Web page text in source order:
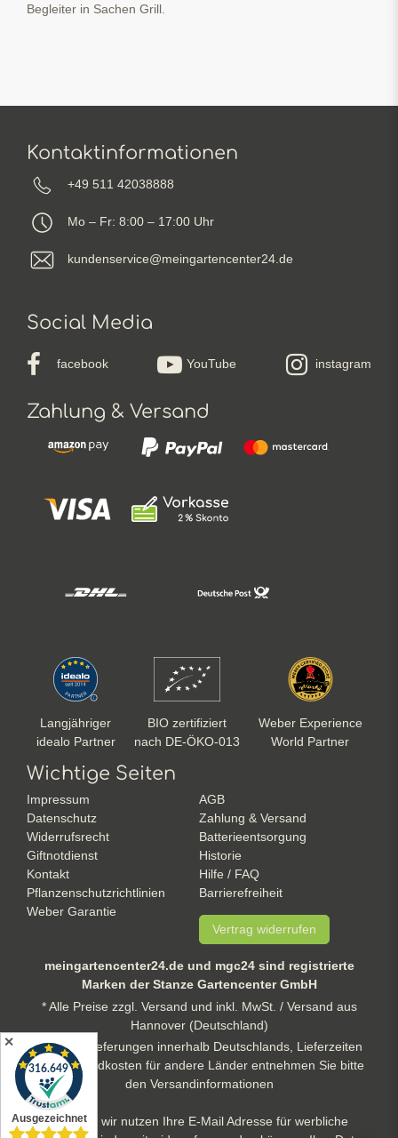
Begleiter in Sachen Grill.
Kontaktinformationen
+49 511 42038888
Mo – Fr: 8:00 – 17:00 Uhr
kundenservice@meingartencenter24.de
Social Media
facebook YouTube instagram
Zahlung & Versand
Langjähriger
idealo Partner
BIO zertifiziert
nach DE-ÖKO-013
Weber Experience
World Partner
Wichtige Seiten
Impressum
AGB
Datenschutz
Zahlung & Versand
Widerrufsrecht
Batterieentsorgung
Giftnotdienst
Historie
Kontakt
Hilfe / FAQ
Pflanzenschutzrichtlinien
Barrierefreiheit
Weber Garantie
Vertrag widerrufen
meingartencenter24.de und mgc24 sind registrierte
Marken der Stanze Gartencenter GmbH
* Alle Preise zzgl. Versand und inkl. MwSt. / Versand aus
Hannover (Deutschland)
** gilt für Lieferungen innerhalb Deutschlands, Lieferzeiten
und Versandkosten für andere Länder entnehmen Sie bitte
den Versandinformationen
Hinweis: wir nutzen Ihre E-Mail Adresse für werbliche
✕